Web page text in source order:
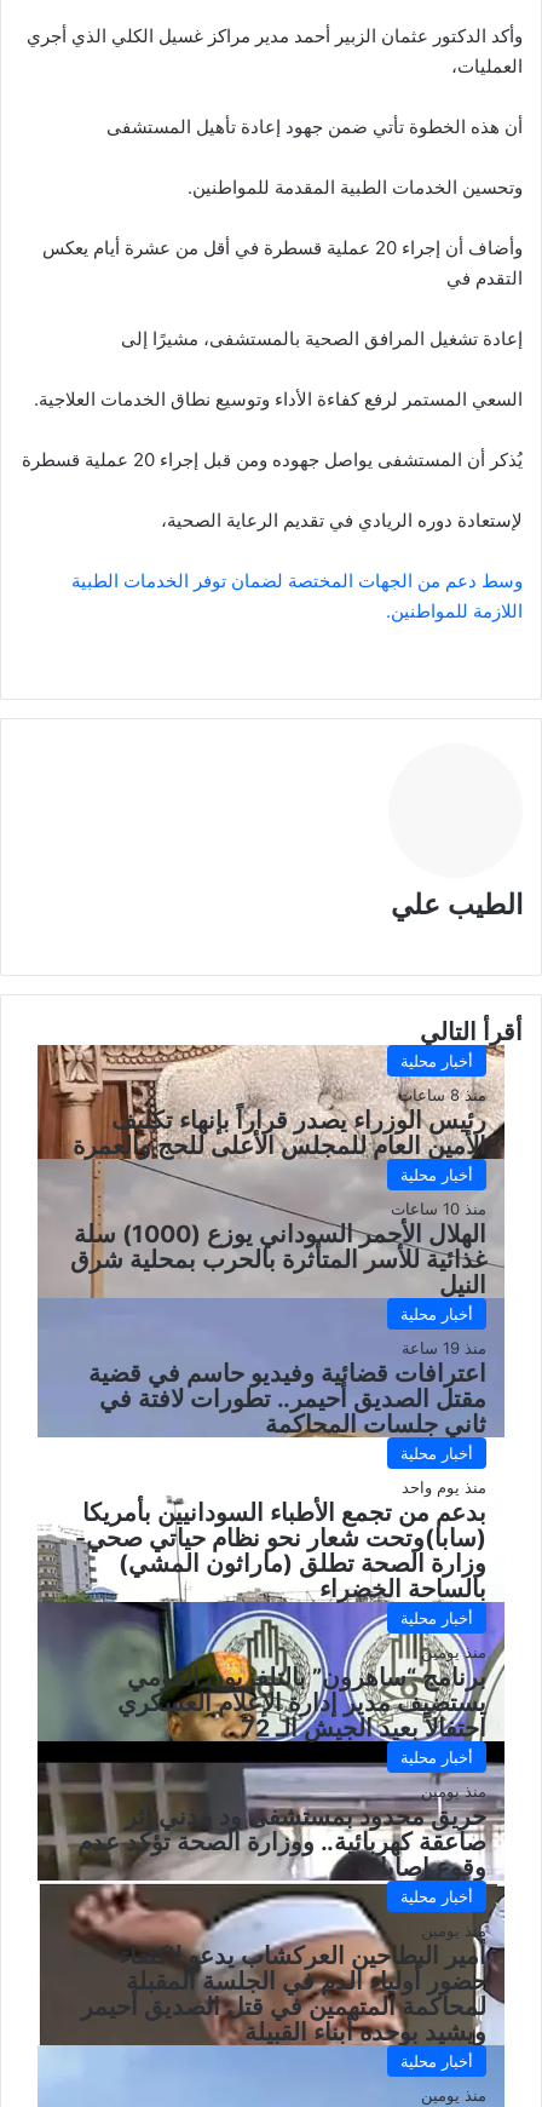
وأكد الدكتور عثمان الزبير أحمد مدير مراكز غسيل الكلي الذي أجري
العمليات،
أن هذه الخطوة تأتي ضمن جهود إعادة تأهيل المستشفى
وتحسين الخدمات الطبية المقدمة للمواطنين.
وأضاف أن إجراء 20 عملية قسطرة في أقل من عشرة أيام يعكس
التقدم في
إعادة تشغيل المرافق الصحية بالمستشفى، مشيرًا إلى
السعي المستمر لرفع كفاءة الأداء وتوسيع نطاق الخدمات العلاجية.
يُذكر أن المستشفى يواصل جهوده ومن قبل إجراء 20 عملية قسطرة
لإستعادة دوره الريادي في تقديم الرعاية الصحية،
وسط دعم من الجهات المختصة لضمان توفر الخدمات الطبية
اللازمة للمواطنين.
الطيب علي
أقرأ التالي
أخبار محلية
منذ 8 ساعات
رئيس الوزراء يصدر قراراً بإنهاء تكليف
الأمين العام للمجلس الأعلى للحج والعمرة
أخبار محلية
منذ 10 ساعات
الهلال الأحمر السوداني يوزع (1000) سلة
غذائية للأسر المتأثرة بالحرب بمحلية شرق
النيل
أخبار محلية
منذ 19 ساعة
اعترافات قضائية وفيديو حاسم في قضية
مقتل الصديق أحيمر.. تطورات لافتة في
ثاني جلسات المحاكمة
أخبار محلية
منذ يوم واحد
بدعم من تجمع الأطباء السودانيين بأمريكا
(سابا)وتحت شعار نحو نظام حياتي صحي-
وزارة الصحة تطلق (ماراثون المشي)
بالساحة الخضراء
أخبار محلية
منذ يومين
برنامج “ساهرون” بالتلفزيون القومي
يستضيف مدير إدارة الإعلام العسكري
احتفالاً بعيد الجيش الـ 72
أخبار محلية
منذ يومين
حريق محدود بمستشفى ود مدني إثر
صاعقة كهربائية.. ووزارة الصحة تؤكد عدم
وقوع إصابات
أخبار محلية
منذ يومين
أمير البطاحين العركشاب يدعو لاكتفاء
حضور أولياء الدم في الجلسة المقبلة
لمحاكمة المتهمين في قتل الصديق أحيمر
ويشيد بوحدة أبناء القبيلة
أخبار محلية
منذ يومين